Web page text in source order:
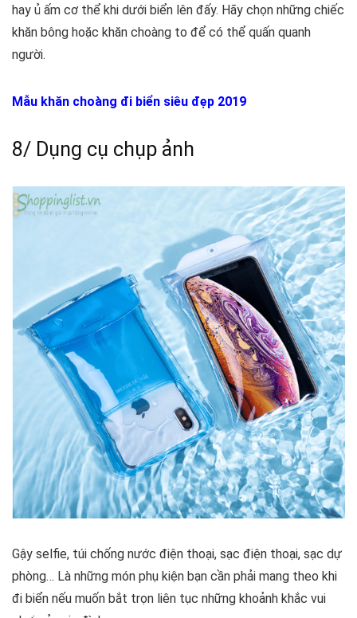
hay ủ ấm cơ thể khi dưới biển lên đấy. Hãy chọn những chiếc
khăn bông hoặc khăn choàng to để có thể quấn quanh
người.
Mẫu khăn choàng đi biển siêu đẹp 2019
8/ Dụng cụ chụp ảnh
Gậy selfie, túi chống nước điện thoại, sạc điện thoại, sạc dự
phòng… Là những món phụ kiện bạn cần phải mang theo khi
đi biển nếu muốn bắt trọn liên tục những khoảnh khắc vui